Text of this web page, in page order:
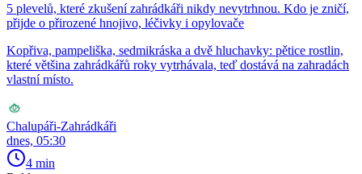
5 plevelů, které zkušení zahrádkáři nikdy nevytrhnou. Kdo je zničí,
přijde o přirozené hnojivo, léčivky i opylovače
Kopřiva, pampeliška, sedmikráska a dvě hluchavky: pětice rostlin,
které většina zahrádkářů roky vytrhávala, teď dostává na zahradách
vlastní místo.
Chalupáři-Zahrádkáři
dnes, 05:30
4 min